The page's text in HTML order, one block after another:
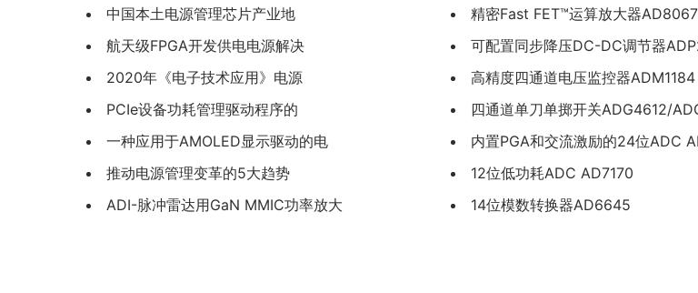
中国本土电源管理芯片产业地
航天级FPGA开发供电电源解决
2020年《电子技术应用》电源
PCIe设备功耗管理驱动程序的
一种应用于AMOLED显示驱动的电
推动电源管理变革的5大趋势
ADI-脉冲雷达用GaN MMIC功率放大
精密Fast FET™运算放大器AD8067
可配置同步降压DC-DC调节器
高精度四通道电压监控器ADM1184
四通道单刀单掷开关ADG4612/
内置PGA和交流激励的24位ADC
12位低功耗ADC AD7170
14位模数转换器AD6645